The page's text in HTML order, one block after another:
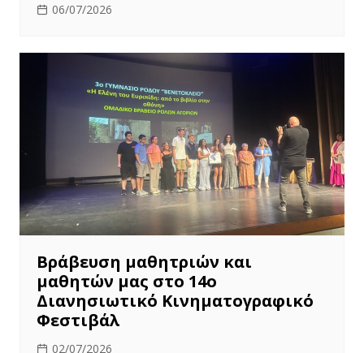
06/07/2026
Βράβευση μαθητριών και
μαθητών μας στο 14ο
Διανησιωτικό Κινηματογραφικό
Φεστιβάλ
02/07/2026